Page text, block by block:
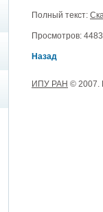
Полный текст:
Просмотров:
Назад
ИПУ РАН © 2007.